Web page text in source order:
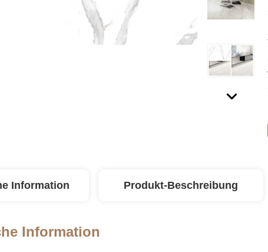
Information Produkt-Beschreibung
Information